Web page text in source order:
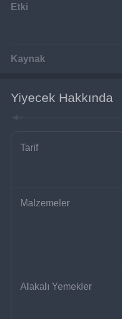
Etki
Kaynak
Yiyecek Hakkında
Tarif
Malzemeler
Alakalı Yemekler